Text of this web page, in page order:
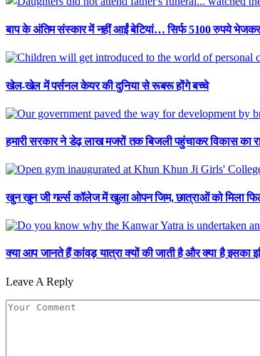
बाप के अंतिम संस्कार में नहीं आईं बेटियां… सिर्फ 5100 रुपये भेजकर
खेल-खेल में पर्सनल केयर की दुनिया से रूबरू होंगे बच्चे
हमारी सरकार ने डेढ़ लाख मजरों तक बिजली पहुंचाकर विकास का
खुन खुन जी गर्ल्स कॉलेज में खुला ओपन जिम, छात्राओं को मिला
क्या आप जानते हैं कांवड़ यात्रा क्यों की जाती है और क्या है इसका
Leave A Reply